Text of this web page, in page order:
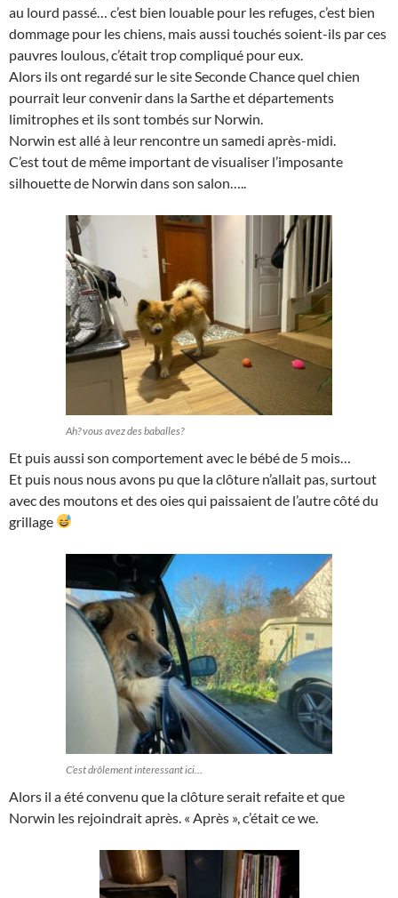
au lourd passé… c’est bien louable pour les refuges, c’est bien
dommage pour les chiens, mais aussi touchés soient-ils par ces
pauvres loulous, c’était trop compliqué pour eux.
Alors ils ont regardé sur le site Seconde Chance quel chien
pourrait leur convenir dans la Sarthe et départements
limitrophes et ils sont tombés sur Norwin.
Norwin est allé à leur rencontre un samedi après-midi.
C’est tout de même important de visualiser l’imposante
silhouette de Norwin dans son salon…..
Ah? vous avez des baballes?
Et puis aussi son comportement avec le bébé de 5 mois…
Et puis nous nous avons pu que la clôture n’allait pas, surtout
avec des moutons et des oies qui paissaient de l’autre côté du
grillage
C’est drôlement interessant ici…
Alors il a été convenu que la clôture serait refaite et que
Norwin les rejoindrait après. « Après », c’était ce we.